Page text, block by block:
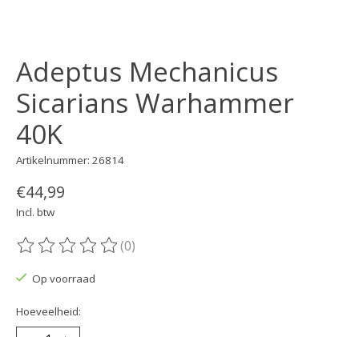
Adeptus Mechanicus
Sicarians Warhammer
40K
Artikelnummer: 26814
€44,99
Incl. btw
De beoordeling van dit product is
(0)
Op voorraad
Hoeveelheid: